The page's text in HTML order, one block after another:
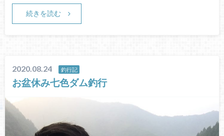
続きを読む
2020.08.24 釣行記
お盆休み七色ダム釣行